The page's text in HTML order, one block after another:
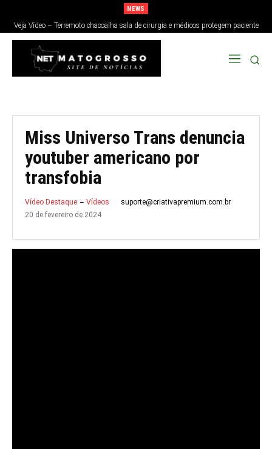
NEWS
Veja Vídeo – Terremoto chacoalha sala de cirurgia e médicos protegem paciente
no Japão; veja
Miss Universo Trans denuncia
youtuber americano por
transfobia
Vídeo Destaque Vídeos
suporte@criativapremium.com.br
20 de fevereiro de 2024